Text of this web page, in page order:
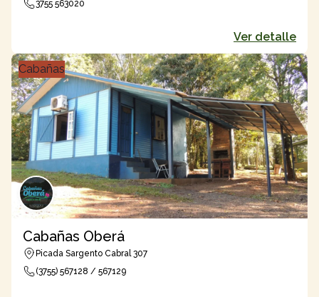
3755 563020
Ver detalle
Cabañas
Cabañas Oberá
Picada Sargento Cabral 307
(3755) 567128 / 567129